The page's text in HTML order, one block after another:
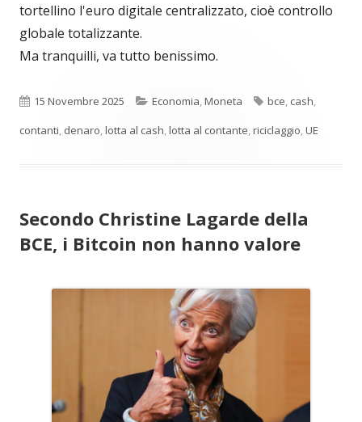
tortellino l'euro digitale centralizzato, cioè controllo
globale totalizzante.
Ma tranquilli, va tutto benissimo.
Pubblicato
15 Novembre 2025 Categorie
Economia Moneta Tag
bce cash
contanti denaro lotta al cash lotta al contante riciclaggio UE
Secondo Christine Lagarde della
BCE, i Bitcoin non hanno valore